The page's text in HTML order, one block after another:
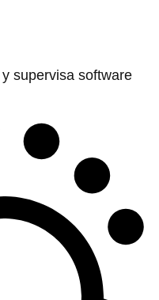
supervisa software